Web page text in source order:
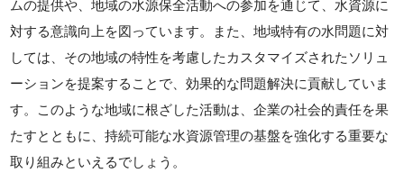
ムの提供や、地域の水源保全活動への参加を通じて、水資源に
対する意識向上を図っています。また、地域特有の水問題に対
しては、その地域の特性を考慮したカスタマイズされたソリュ
ーションを提案することで、効果的な問題解決に貢献していま
す。このような地域に根ざした活動は、企業の社会的責任を果
たすとともに、持続可能な水資源管理の基盤を強化する重要な
取り組みといえるでしょう。